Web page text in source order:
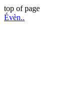
top of page
Évèn..